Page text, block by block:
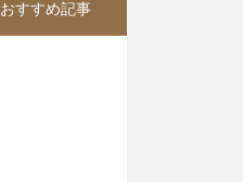
おすすめ記事